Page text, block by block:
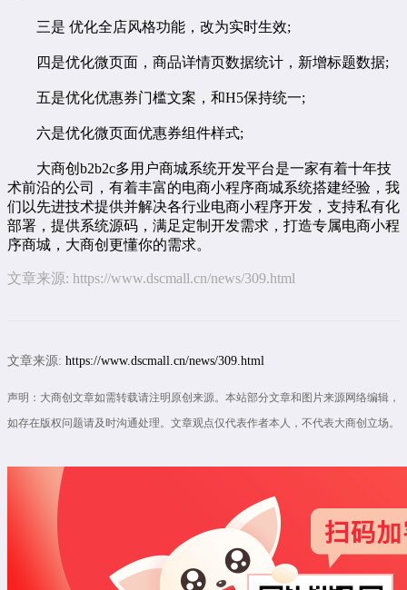
三是 优化全店风格功能，改为实时生效;
四是优化微页面，商品详情页数据统计，新增标题数据;
五是优化优惠券门槛文案，和H5保持统一;
六是优化微页面优惠券组件样式;
大商创 b2b2c多用户商城系统开发平台是一家有着十年技
术前沿的公司，有着丰富的电商小程序商城系统搭建经验，我
们以先进技术提供并解决各行业电商小程序开发 ，支持私有化
部署，提供系统源码，满足定制开发需求，打造专属电商小程
序商城 ，大商创更懂你的需求。
文章来源: https://www.dscmall.cn/news/309.html
文章来源: https://www.dscmall.cn/news/309.html
声明：大商创文章如需转载请注明原创来源。本站部分文章和图片来源网络编辑，
如存在版权问题请及时沟通处理。文章观点仅代表作者本人，不代表大商创立场。